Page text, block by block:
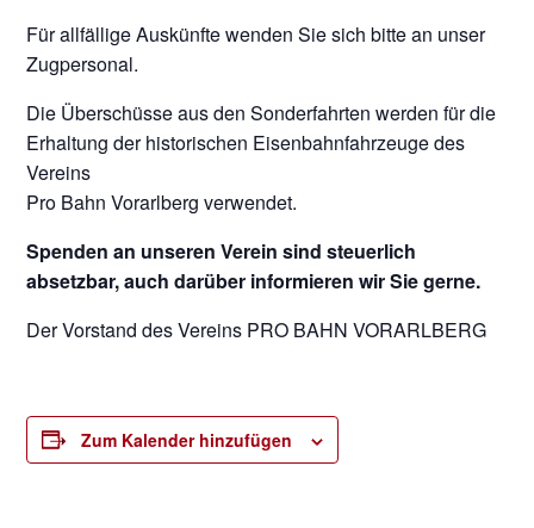
Für allfällige Auskünfte wenden Sie sich bitte an unser
Zugpersonal.
Die Überschüsse aus den Sonderfahrten werden für die
Erhaltung der historischen Eisenbahnfahrzeuge des
Vereins
Pro Bahn Vorarlberg verwendet.
Spenden an unseren Verein sind steuerlich
absetzbar, auch darüber informieren wir Sie gerne.
Der Vorstand des Vereins PRO BAHN VORARLBERG
Zum Kalender hinzufügen